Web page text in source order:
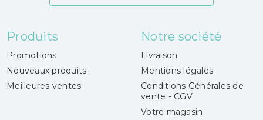
Produits
Promotions
Nouveaux produits
Meilleures ventes
Notre société
Livraison
Mentions légales
Conditions Générales de
vente - CGV
Votre magasin